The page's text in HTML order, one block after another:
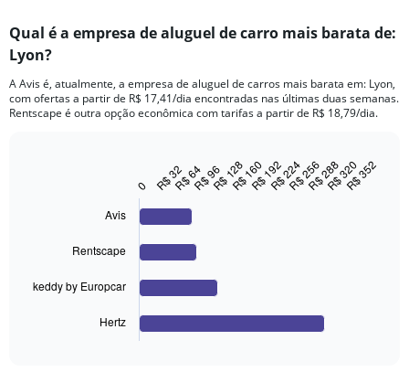
Range:
91
The
chart
300.
Qual é a empresa de aluguel de carro mais barata de:
Lyon?
A Avis é, atualmente, a empresa de aluguel de carros mais barata em: Lyon,
com ofertas a partir de R$ 17,41/dia encontradas nas últimas duas semanas.
Rentscape é outra opção econômica com tarifas a partir de R$ 18,79/dia.
chart
Avis
Rentscape
keddy by Europcar
Hertz
0 R$ 32R$ 64R$ 96R$ 128R$ 160R$ 192R$ 224R$ 256R$ 288R$ 320R$ 352